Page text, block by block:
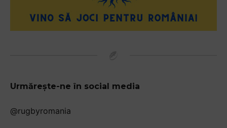
Urmărește-ne în social media
@rugbyromania